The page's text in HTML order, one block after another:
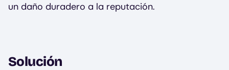
un daño duradero a la reputación.
Solución